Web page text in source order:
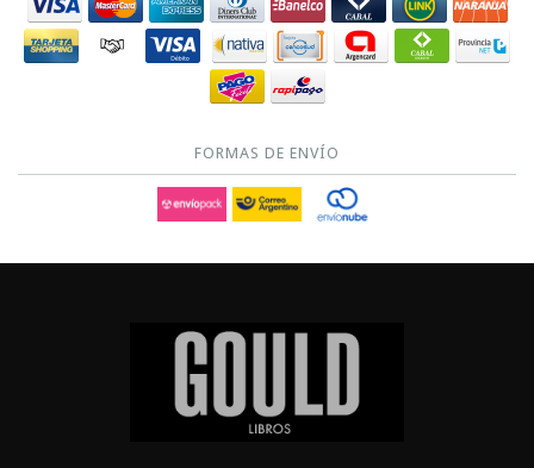
FORMAS DE ENVÍO